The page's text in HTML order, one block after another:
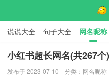
说说大全 句子大全 网名昵称
标语口号 签名大全
小红书超长网名(共267个)
发布于 2023-07-10 分类： 网名昵称